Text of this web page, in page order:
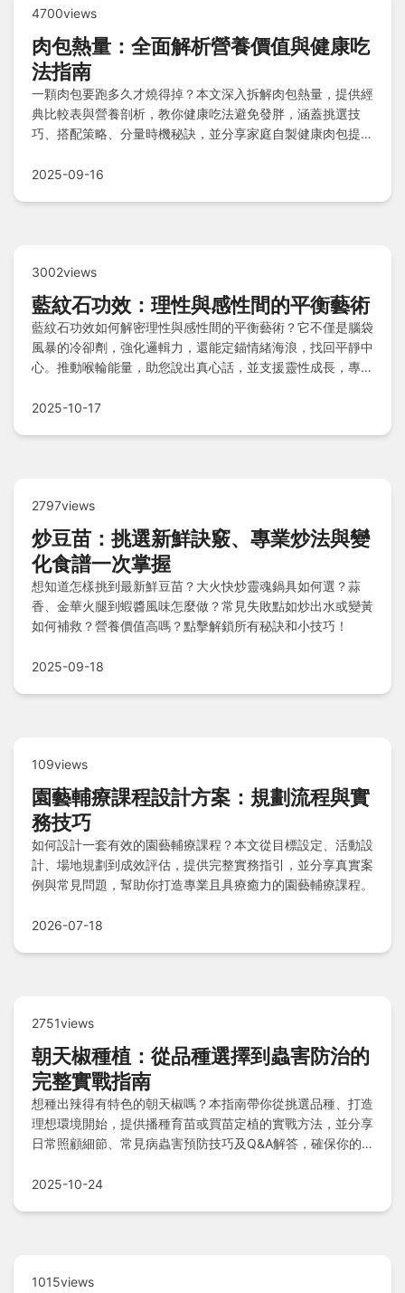
4700views
肉包熱量：全面解析營養價值與健康吃
法指南
一顆肉包要跑多久才燒得掉？本文深入拆解肉包熱量，提供經
典比較表與營養剖析，教你健康吃法避免發胖，涵蓋挑選技
巧、搭配策略、分量時機秘訣，並分享家庭自製健康肉包提案
2025-09-16
3002views
藍紋石功效：理性與感性間的平衡藝術
藍紋石功效如何解密理性與感性間的平衡藝術？它不僅是腦袋
風暴的冷卻劑，強化邏輯力，還能定錨情緒海浪，找回平靜中
心。推動喉輪能量，助您說出真心話，並支援靈性成長，專注
明！
2025-10-17
2797views
炒豆苗：挑選新鮮訣竅、專業炒法與變
化食譜一次掌握
想知道怎樣挑到最新鮮豆苗？大火快炒靈魂鍋具如何選？蒜
香、金華火腿到蝦醬風味怎麼做？常見失敗點如炒出水或變黃
如何補救？營養價值高嗎？點擊解鎖所有秘訣和小技巧！
2025-09-18
109views
園藝輔療課程設計方案：規劃流程與實
務技巧
如何設計一套有效的園藝輔療課程？本文從目標設定、活動設
計、場地規劃到成效評估，提供完整實務指引，並分享真實案
例與常見問題，幫助你打造專業且具療癒力的園藝輔療課程。
2026-07-18
2751views
朝天椒種植：從品種選擇到蟲害防治的
完整實戰指南
想種出辣得有特色的朝天椒嗎？本指南帶你從挑選品種、打造
理想環境開始，提供播種育苗或買苗定植的實戰方法，並分享
日常照顧細節、常見病蟲害預防技巧及Q&A解答，確保你的
2025-10-24
1015views